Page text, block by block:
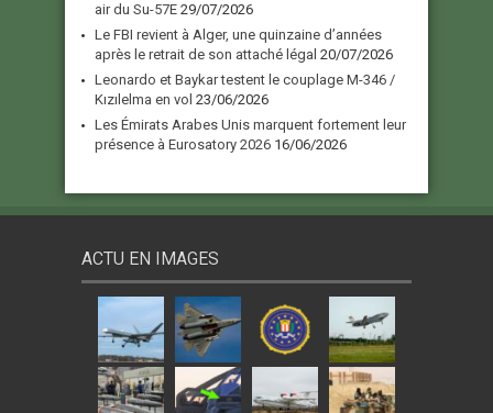
air du Su-57E 29/07/2026
Le FBI revient à Alger, une quinzaine d’années
après le retrait de son attaché légal 20/07/2026
Leonardo et Baykar testent le couplage M-346 /
Kızılelma en vol 23/06/2026
Les Émirats Arabes Unis marquent fortement leur
présence à Eurosatory 2026 16/06/2026
ACTU EN IMAGES